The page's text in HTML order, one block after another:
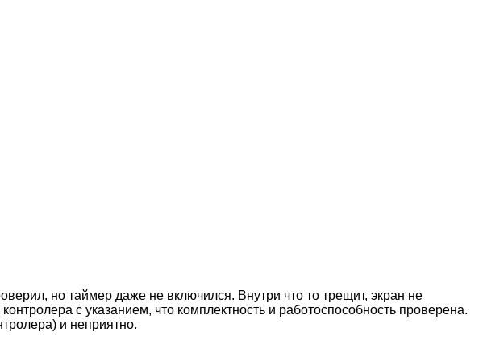
но таймер даже не включился. Внутри что то трещит, экран не
с указанием, что комплектность и работоспособность проверена.
и неприятно.